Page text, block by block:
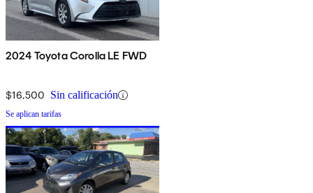
2024 Toyota Corolla LE FWD
$16,500 Sin calificación
Se aplican tarifas